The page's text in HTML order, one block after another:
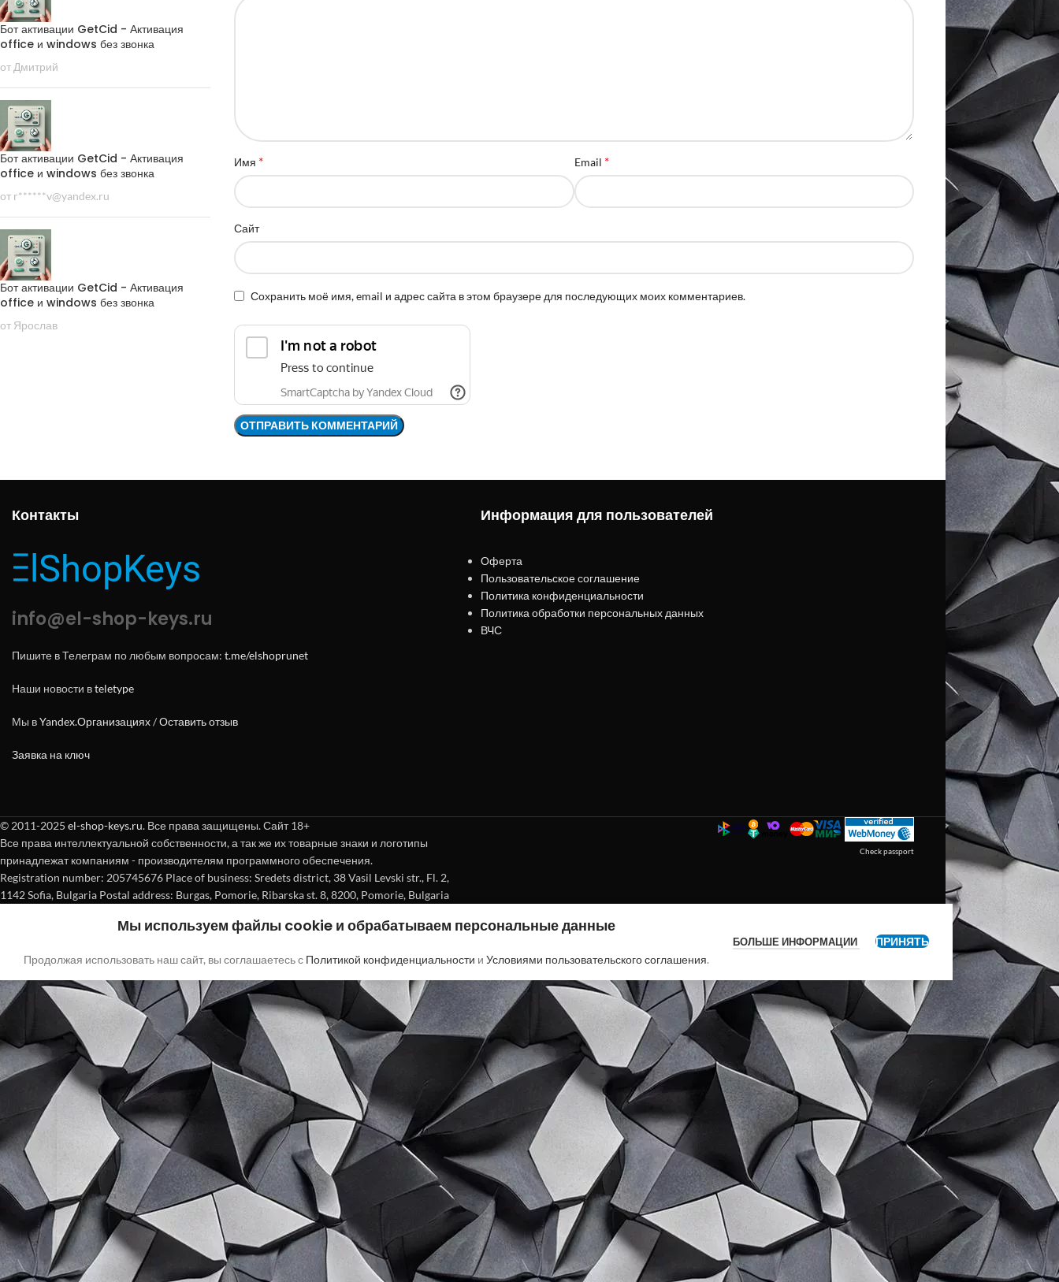
Бот активации GetCid - Активация
office и windows без звонка
от Дмитрий
Бот активации GetCid - Активация
office и windows без звонка
от r******v@yandex.ru
Бот активации GetCid - Активация
office и windows без звонка
от Ярослав
Имя * Email *
Сайт
Сохранить моё имя, email и адрес сайта в этом браузере для последующих моих комментариев.
Контакты
info@el-shop-keys.ru
Пишите в Телеграм по любым вопросам: t.me/elshoprunet
Наши новости вteletype
Мы вYandex.Организациях/Оставить отзыв
Заявка на ключ
Информация для пользователей
Оферта
Пользовательское соглашение
Политика конфиденциальности
Политика обработки персональных данных
ВЧС
© 2011-2025 el-shop-keys.ru. Все права защищены. Сайт 18+
Все права интеллектуальной собственности, а так же их товарные знаки и логотипы
принадлежат компаниям - производителям программного обеспечения.
Registration number: 205745676 Place of business: Sredets district, 38 Vasil Levski str., Fl. 2,
1142 Sofia, Bulgaria Postal address: Burgas, Pomorie, Ribarska st. 8, 8200, Pomorie, Bulgaria
Check passport
Мы используем файлы cookie и обрабатываем персональные данные
Продолжая использовать наш сайт, вы соглашаетесь с Политикой конфиденциальности и Условиями пользовательского соглашения.
БОЛЬШЕ ИНФОРМАЦИИ ПРИНЯТЬ